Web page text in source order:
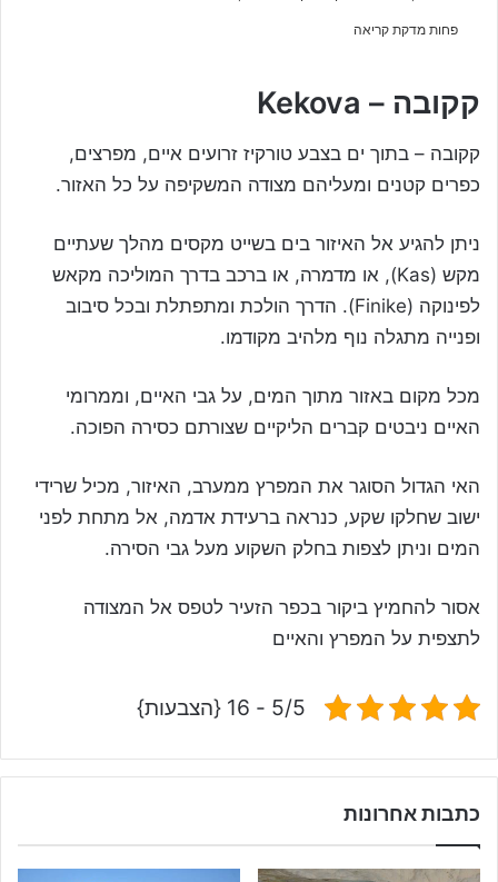
פחות מדקת קריאה
קקובה – Kekova
קקובה – בתוך ים בצבע טורקיז זרועים איים, מפרצים,
כפרים קטנים ומעליהם מצודה המשקיפה על כל האזור.
ניתן להגיע אל האיזור בים בשייט מקסים מהלך שעתיים
מקש (Kas), או מדמרה, או ברכב בדרך המוליכה מקאש
לפינוקה (Finike). הדרך הולכת ומתפתלת ובכל סיבוב
ופנייה מתגלה נוף מלהיב מקודמו.
מכל מקום באזור מתוך המים, על גבי האיים, וממרומי
האיים ניבטים קברים הליקיים שצורתם כסירה הפוכה.
האי הגדול הסוגר את המפרץ ממערב, האיזור, מכיל שרידי
ישוב שחלקו שקע, כנראה ברעידת אדמה, אל מתחת לפני
המים וניתן לצפות בחלק השקוע מעל גבי הסירה.
אסור להחמיץ ביקור בכפר הזעיר לטפס אל המצודה
לתצפית על המפרץ והאיים
5/5 - 16 {הצבעות}
כתבות אחרונות